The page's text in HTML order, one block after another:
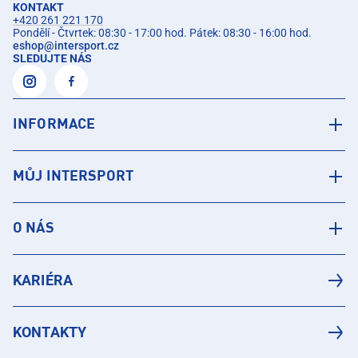
KONTAKT
+420 261 221 170
Pondělí - Čtvrtek: 08:30 - 17:00 hod. Pátek: 08:30 - 16:00 hod.
eshop@intersport.cz
SLEDUJTE NÁS
INFORMACE
MŮJ INTERSPORT
O NÁS
KARIÉRA
KONTAKTY